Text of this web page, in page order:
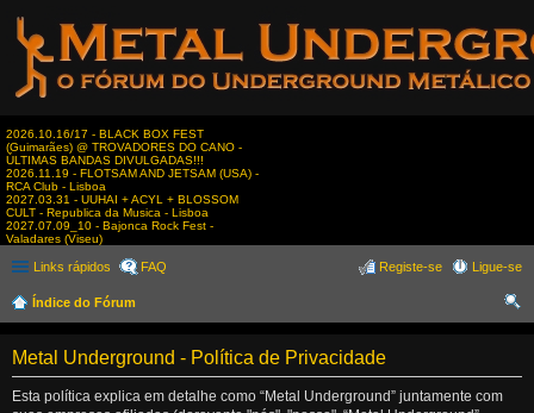
2026.10.16/17 - BLACK BOX FEST
(Guimarães) @ TROVADORES DO CANO -
ÚLTIMAS BANDAS DIVULGADAS!!!
2026.11.19 - FLOTSAM AND JETSAM (USA) -
RCA Club - Lisboa
2027.03.31 - UUHAI + ACYL + BLOSSOM
CULT - Republica da Musica - Lisboa
2027.07.09_10 - Bajonca Rock Fest -
Valadares (Viseu)
Links rápidos FAQ Ligue-se
Registe-se
Índice do Fórum
Metal Underground - Política de Privacidade
Esta política explica em detalhe como “Metal Underground” juntamente com